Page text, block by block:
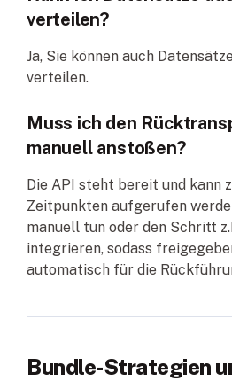
verteilen?
Ja, Sie können auch
verteilen.
Muss ich den
manuell anstoßen?
Die API steht bereit und kann
Zeitpunkten aufgerufen
manuell tun oder den Schritt
integrieren, sodass
automatisch für die
Bundle-Strategien